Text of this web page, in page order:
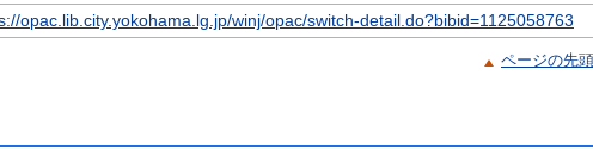
opac.lib.city.yokohama.lg.jp/winj/opac/switch-detail.do?bibid=1125058763
ページの先